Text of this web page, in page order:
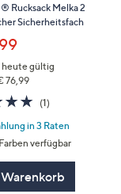
Rucksack Melka 2
Sicherheitsfach
heute gültig
76,99
5.0
von
5
(1)1
in 3 Raten
verfügbar